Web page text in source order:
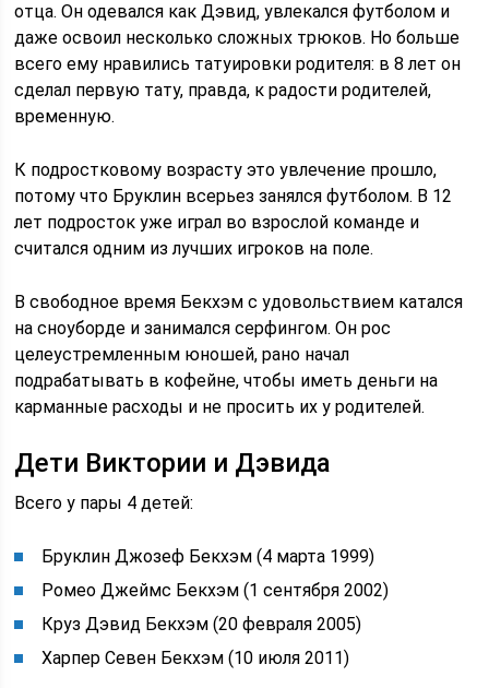
отца. Он одевался как Дэвид, увлекался футболом и
даже освоил несколько сложных трюков. Но больше
всего ему нравились татуировки родителя: в 8 лет он
сделал первую тату, правда, к радости родителей,
временную.
К подростковому возрасту это увлечение прошло,
потому что Бруклин всерьез занялся футболом. В 12
лет подросток уже играл во взрослой команде и
считался одним из лучших игроков на поле.
В свободное время Бекхэм с удовольствием катался
на сноуборде и занимался серфингом. Он рос
целеустремленным юношей, рано начал
подрабатывать в кофейне, чтобы иметь деньги на
карманные расходы и не просить их у родителей.
Дети Виктории и Дэвида
Всего у пары 4 детей:
Бруклин Джозеф Бекхэм (4 марта 1999)
Ромео Джеймс Бекхэм (1 сентября 2002)
Круз Дэвид Бекхэм (20 февраля 2005)
Харпер Севен Бекхэм (10 июля 2011)